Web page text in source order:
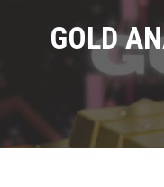
GOLD